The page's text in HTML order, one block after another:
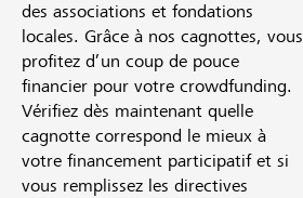
des associations et fondations
locales. Grâce à nos cagnottes, vous
profitez d’un coup de pouce
financier pour votre crowdfunding.
Vérifiez dès maintenant quelle
cagnotte correspond le mieux à
votre financement participatif et si
vous remplissez les directives